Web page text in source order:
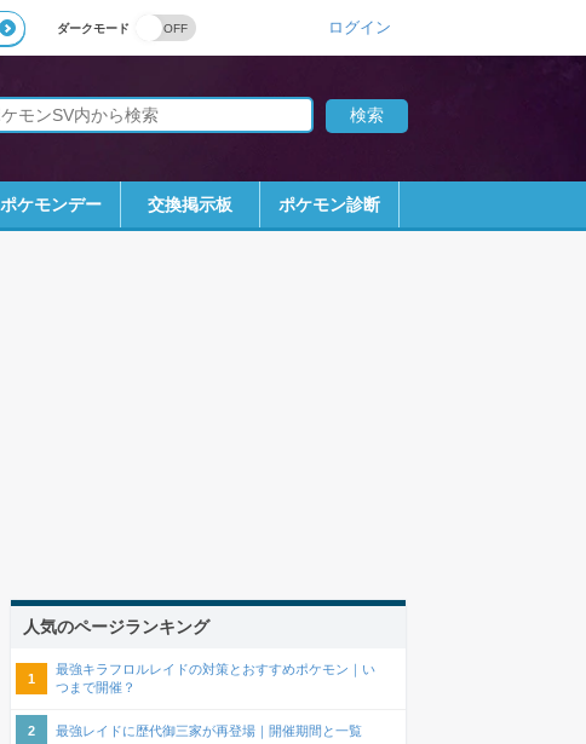
ダークモード ログイン
ポケモンデー 交換掲示板 ポケモン診断
人気のページランキング
最強キラフロルレイドの対策とおすすめポケモン｜い
つまで開催？
最強レイドに歴代御三家が再登場｜開催期間と一覧